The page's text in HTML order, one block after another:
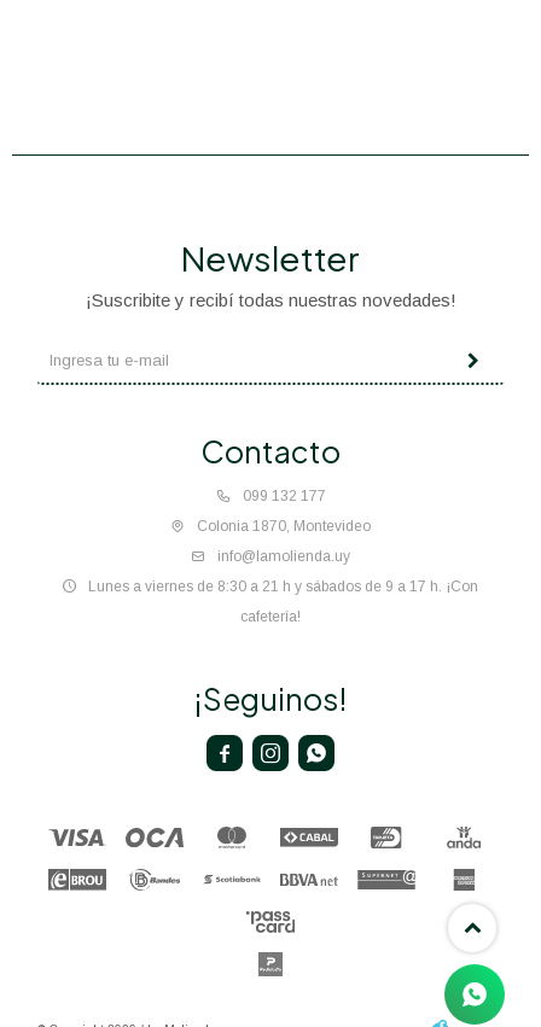
Contacto
099 132 177
Colonia 1870, Montevideo
info@lamolienda.uy
Lunes a viernes de 8:30 a 21 h y sábados de 9 a 17 h. ¡Con
cafetería!
Newsletter
¡Suscribite y recibí todas nuestras novedades!
¡Seguinos!
  